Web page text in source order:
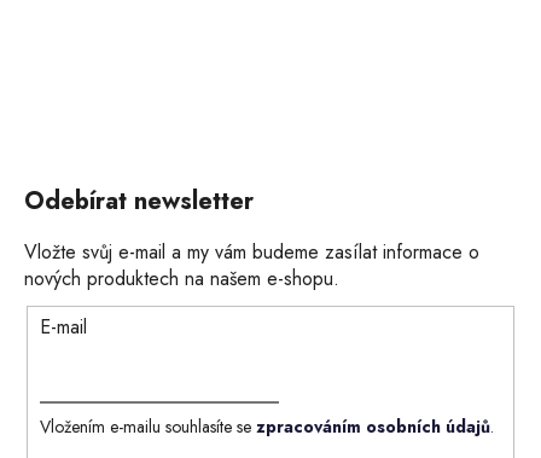
Odebírat newsletter
Vložte svůj e-mail a my vám budeme zasílat informace o
nových produktech na našem e-shopu.
E-mail
Vložením e-mailu souhlasíte se zpracováním osobních údajů.